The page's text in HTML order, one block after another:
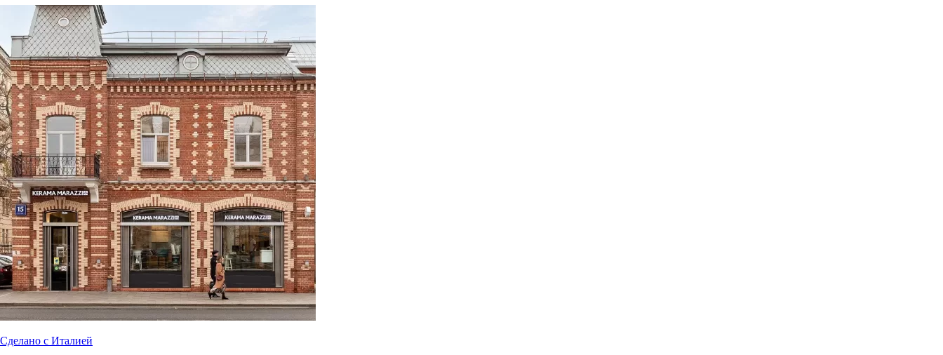
Сделано с Италией